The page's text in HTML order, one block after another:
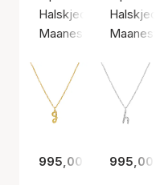
Halskjeder, Sølv
Maanesten
995,00 kr 995,00